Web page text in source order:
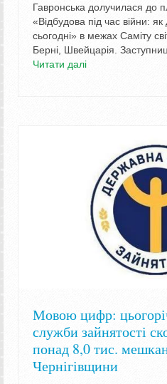
Гавронська долучилася до
«Відбудова під час війни:
сьогодні» в межах Саміту
Берні, Швейцарія.
Читати далі
Мовою цифр:
служби зайнятості
понад 8,0 тис.
Чернігівщини